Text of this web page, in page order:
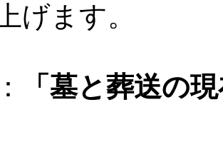
げます。
「墓と葬送の